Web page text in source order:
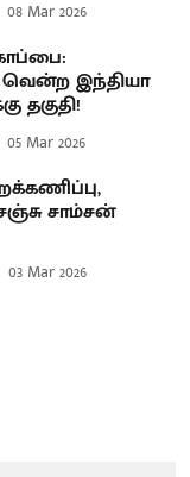
08 Mar 2026
இந்தியா
தகுதி!
05 Mar 2026
சாம்சன்
03 Mar 2026